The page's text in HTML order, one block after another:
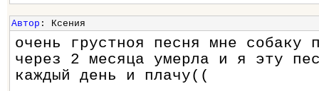
Автор : Ксения
очень грустноя песня мне собаку
через 2 месяца умерла и я эту
каждый день и плачу((